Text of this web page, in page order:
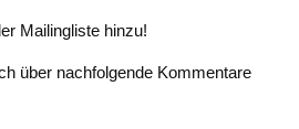
Mailingliste hinzu!
über nachfolgende Kommentare